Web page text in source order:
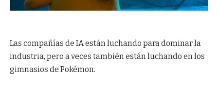
Las compañías de IA están luchando para dominar la
industria, pero a veces también están luchando en los
gimnasios de Pokémon.